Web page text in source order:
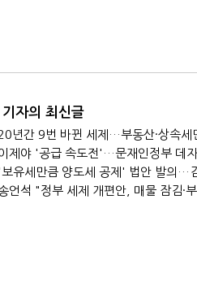
기자의 최신글
년간 9번 바뀐 세제…부동산·상속세
제야 '공급 속도전'…문재인정부 데자
언석 "정부 세제 개편안, 매물 잠김·